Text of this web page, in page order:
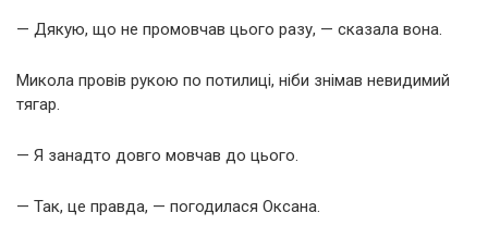
— Дякую, що не промовчав цього разу, — сказала вона.
Микола провів рукою по потилиці, ніби знімав невидимий
тягар.
— Я занадто довго мовчав до цього.
— Так, це правда, — погодилася Оксана.